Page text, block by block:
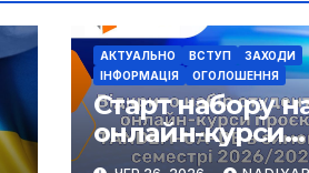
АКТУАЛЬНО ВСТУП
ЗАХОДИ
ІНФОРМАЦІЯ
ОГОЛОШЕННЯ
Старт набору
онлайн-курси
проєкту
15 липня 2022,
бакалаврів.